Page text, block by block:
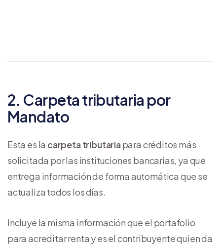
2. Carpeta tributaria por
Mandato
Esta es la carpeta tributaria para créditos más
solicitada por las instituciones bancarias, ya que
entrega información de forma automática que se
actualiza todos los días.
Incluye la misma información que el portafolio
para acreditar renta y es el contribuyente quien da